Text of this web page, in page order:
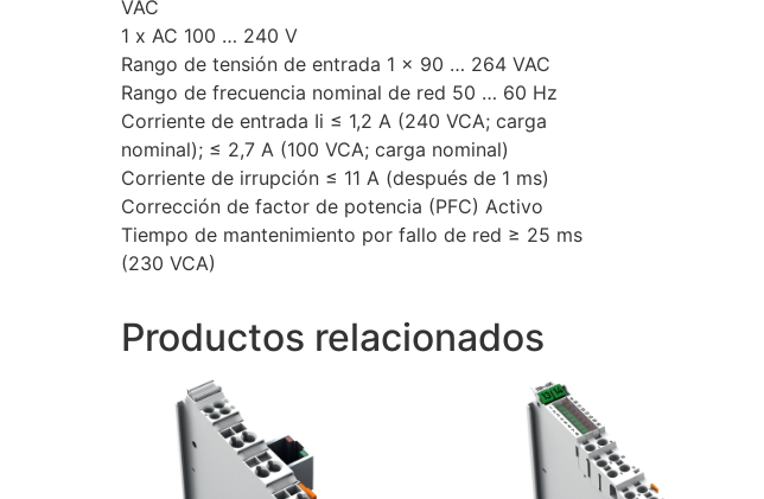
VAC
1 x AC 100 … 240 V
Rango de tensión de entrada 1 x 90 … 264 VAC
Rango de frecuencia nominal de red 50 … 60 Hz
Corriente de entrada Ii ≤ 1,2 A (240 VCA; carga
nominal); ≤ 2,7 A (100 VCA; carga nominal)
Corriente de irrupción ≤ 11 A (después de 1 ms)
Corrección de factor de potencia (PFC) Activo
Tiempo de mantenimiento por fallo de red ≥ 25 ms
(230 VCA)
Productos relacionados